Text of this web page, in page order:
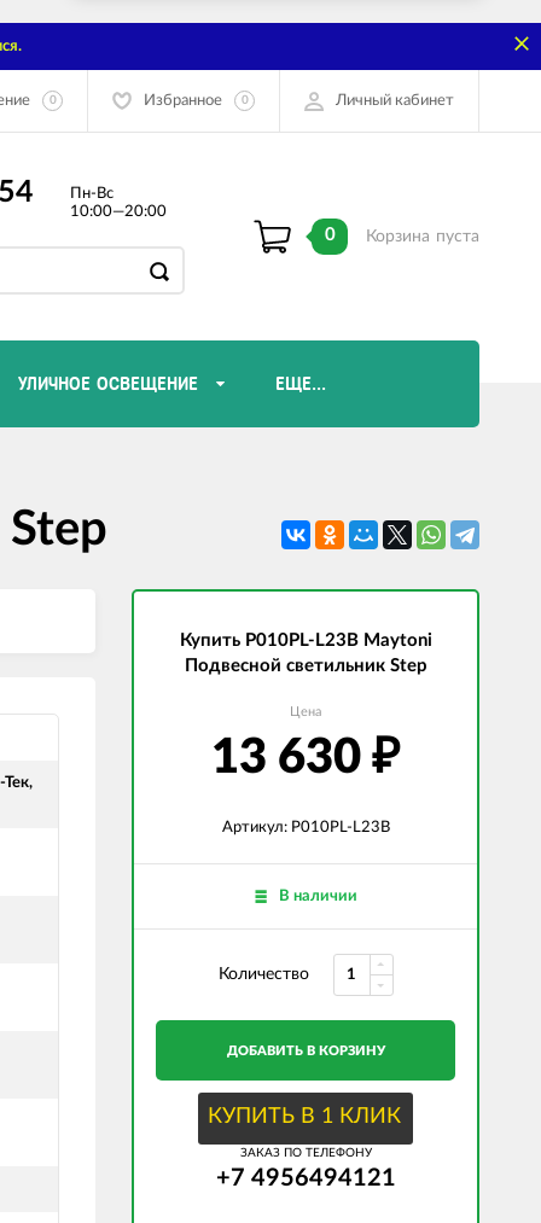
0 Избранное 0 Личный кабинет
Пн-Вс
10:00—20:00
0 Корзина пуста
УЛИЧНОЕ ОСВЕЩЕНИЕ ЕЩЕ...
СВЕТОДИОДНЫЕ ЛАМПЫ
Купить P010PL-L23B Maytoni
Подвесной светильник Step
Цена
13 630 ₽
Артикул: P010PL-L23B
В наличии
Количество
ДОБАВИТЬ В КОРЗИНУ
КУПИТЬ В 1 КЛИК
ЗАКАЗ ПО ТЕЛЕФОНУ
+7 4956494121